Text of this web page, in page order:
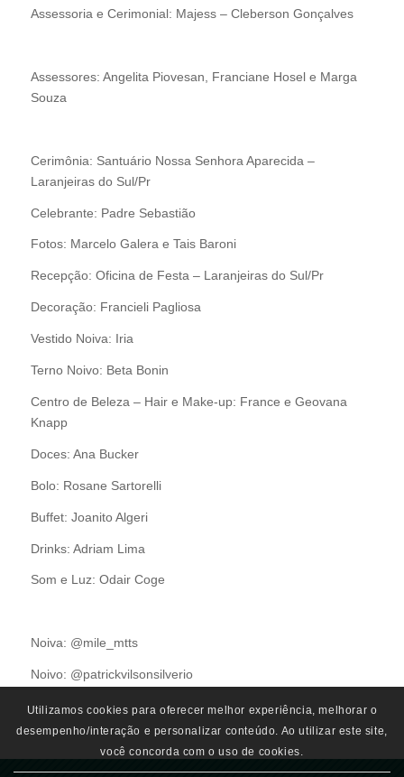
Assessoria e Cerimonial: Majess – Cleberson Gonçalves
Assessores: Angelita Piovesan, Franciane Hosel e Marga
Souza
Cerimônia: Santuário Nossa Senhora Aparecida –
Laranjeiras do Sul/Pr
Celebrante: Padre Sebastião
Fotos: Marcelo Galera e Tais Baroni
Recepção: Oficina de Festa – Laranjeiras do Sul/Pr
Decoração: Francieli Pagliosa
Vestido Noiva: Iria
Terno Noivo: Beta Bonin
Centro de Beleza – Hair e Make-up: France e Geovana
Knapp
Doces: Ana Bucker
Bolo: Rosane Sartorelli
Buffet: Joanito Algeri
Drinks: Adriam Lima
Som e Luz: Odair Coge
Noiva: @mile_mtts
Noivo: @patrickvilsonsilverio
Utilizamos cookies para oferecer melhor experiência, melhorar o
desempenho/interação e personalizar conteúdo. Ao utilizar este site,
você concorda com o uso de cookies.